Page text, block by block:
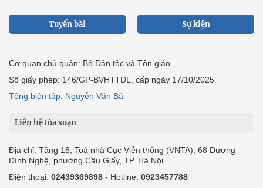
Tuyến bài Sự kiện
Cơ quan chủ quản: Bộ Dân tộc và Tôn giáo
Số giấy phép: 146/GP-BVHTTDL, cấp ngày 17/10/2025
Tổng biên tập: Nguyễn Văn Bá
Liên hệ tòa soạn
Địa chỉ: Tầng 18, Toà nhà Cục Viễn thông (VNTA), 68 Dương
Đình Nghệ, phường Cầu Giấy, TP. Hà Nội.
Điện thoại: 02439369898 - Hotline: 0923457788